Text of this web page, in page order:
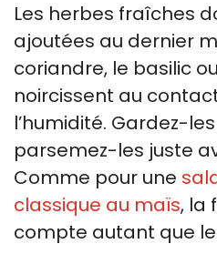
Les herbes fraîches
ajoutées au dernier
coriandre, le basilic
noircissent au
l’humidité. Gardez-
parsemez-les juste
Comme pour une
classique au maïs, la
compte autant que